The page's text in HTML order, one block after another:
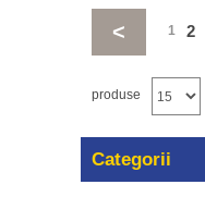
< 1 2
produse
Categorii